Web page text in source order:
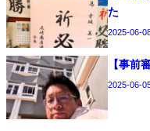
た
2025-06-
【事前
2025-06-